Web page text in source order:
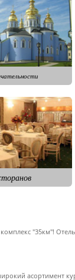
"35км"!
асортимент